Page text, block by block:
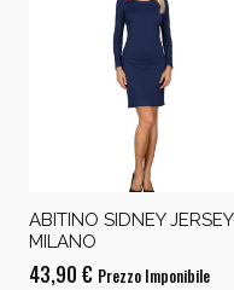
ABITINO SIDNEY JERSEY
MILANO
43,90 € Prezzo Imponibile